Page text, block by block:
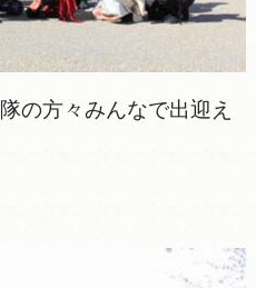
の方々みんなで出迎え